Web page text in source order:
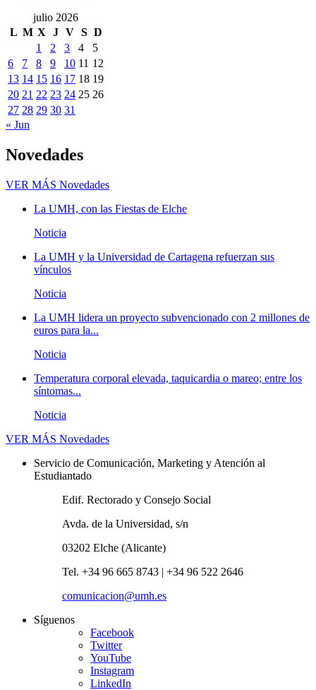
julio 2026
L M X J V S D
1
2 3 4
5
6
7 8 9 10 11 12
13 14 15 16 17 18 19
20 21 22 23 24 25 26
27 28 29 30 31
« Jun
Novedades
VER MÁS Novedades
La UMH, con las Fiestas de Elche
Noticia
La UMH y la Universidad de Cartagena refuerzan sus
vínculos
Noticia
La UMH lidera un proyecto subvencionado con 2 millones de
euros para la...
Noticia
Temperatura corporal elevada, taquicardia o mareo; entre los
síntomas...
Noticia
VER MÁS Novedades
Servicio de Comunicación, Marketing y Atención al
Estudiantado
Edif. Rectorado y Consejo Social
Avda. de la Universidad, s/n
03202 Elche (Alicante)
Tel. +34 96 665 8743 | +34 96 522 2646
comunicacion@umh.es
Síguenos
Facebook
Twitter
YouTube
Instagram
LinkedIn